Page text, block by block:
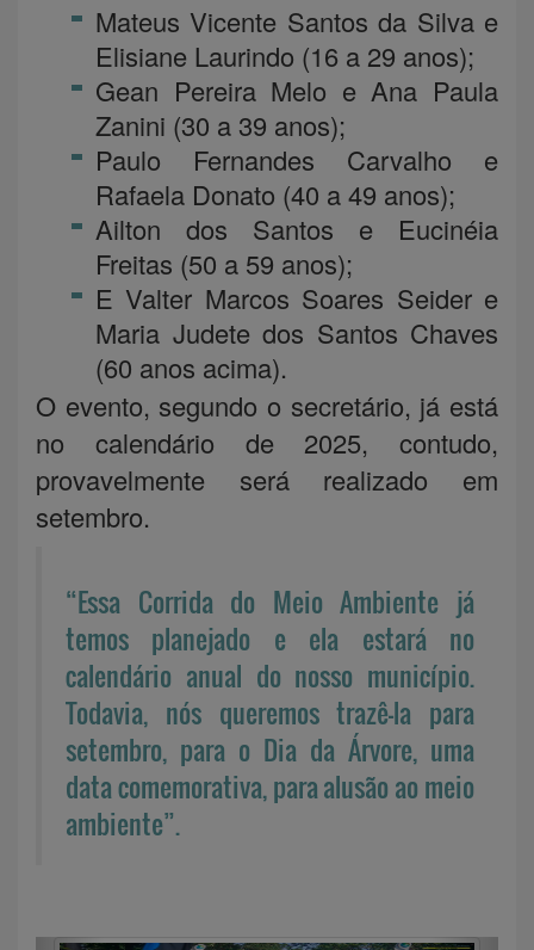
Mateus Vicente Santos da Silva e
Elisiane Laurindo (16 a 29 anos);
Gean Pereira Melo e Ana Paula
Zanini (30 a 39 anos);
Paulo Fernandes Carvalho e
Rafaela Donato (40 a 49 anos);
Ailton dos Santos e Eucinéia
Freitas (50 a 59 anos);
E Valter Marcos Soares Seider e
Maria Judete dos Santos Chaves
(60 anos acima).
O evento, segundo o secretário, já está
no calendário de 2025, contudo,
provavelmente será realizado em
setembro.
“Essa Corrida do Meio Ambiente já
temos planejado e ela estará no
calendário anual do nosso município.
Todavia, nós queremos trazê-la para
setembro, para o Dia da Árvore, uma
data comemorativa, para alusão ao meio
ambiente”.